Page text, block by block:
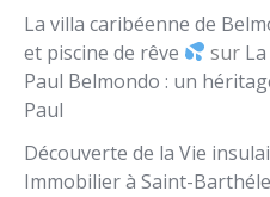
La villa caribéenne de
et piscine de rêve
sur
Paul Belmondo : un
Paul
Découverte de la Vie
Immobilier à Saint-